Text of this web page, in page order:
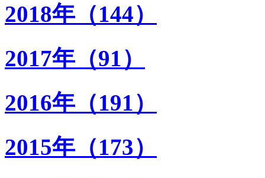
2018年（144）
2017年（91）
2016年（191）
2015年（173）